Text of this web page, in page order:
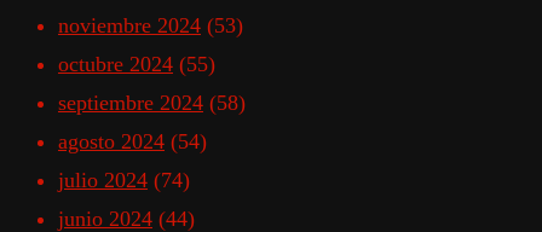
noviembre 2024 (53)
octubre 2024 (55)
septiembre 2024 (58)
agosto 2024 (54)
julio 2024 (74)
junio 2024 (44)